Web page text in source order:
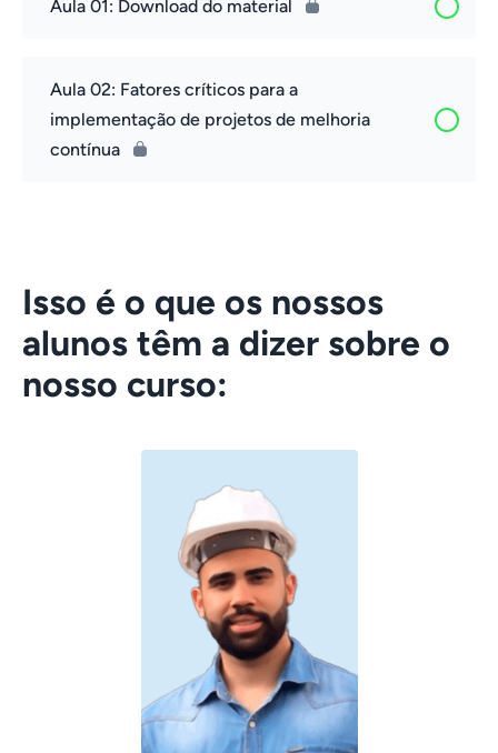
Aula 01: Download do material
Aula 02: Fatores críticos para a
implementação de projetos de melhoria
contínua
Isso é o que os nossos
alunos têm a dizer sobre o
nosso curso: